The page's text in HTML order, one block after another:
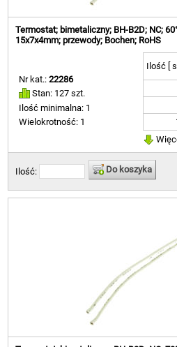
Termostat; bimetaliczny; BH-B2D; NC;
15x7x4mm; przewody; Bochen; RoHS
Nr kat.:22286
Stan: 127 szt.
Ilość minimalna: 1
Wielokrotność: 1
Ilość [
Ilość: Do koszyka